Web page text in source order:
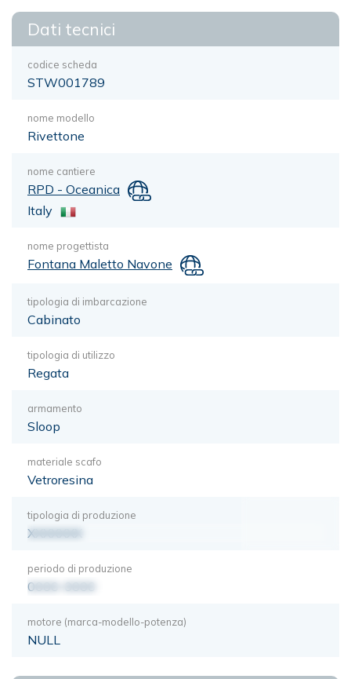
Dati tecnici
codice scheda
STW001789
nome modello
Rivettone
nome cantiere
RPD - Oceanica
Italy
nome progettista
Fontana Maletto Navone
tipologia di imbarcazione
Cabinato
tipologia di utilizzo
Regata
armamento
Sloop
materiale scafo
Vetroresina
tipologia di produzione
XXXXXXX
periodo di produzione
0000-0000
motore (marca-modello-potenza)
NULL